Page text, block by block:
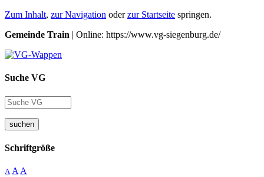
Zum Inhalt, zur Navigation oderzur Startseite springen.
Gemeinde Train | Online: https://www.vg-siegenburg.de/
Suche VG
suchen
Schriftgröße
A A A